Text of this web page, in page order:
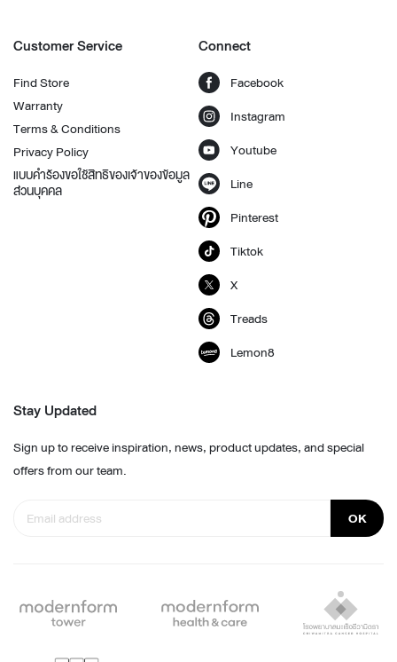
Customer Service
Find Store
Warranty
Terms & Conditions
Privacy Policy
แบบคำร้องขอใช้สิทธิของเจ้าของข้อมูล
ส่วนบุคคล
Connect
Facebook
Instagram
Youtube
Line
Pinterest
Tiktok
X
Treads
Lemon8
Stay Updated
Sign up to receive inspiration, news, product updates, and special
offers from our team.
OK